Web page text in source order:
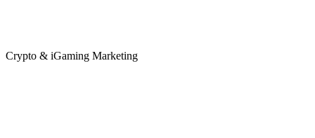
Crypto & iGaming Marketing